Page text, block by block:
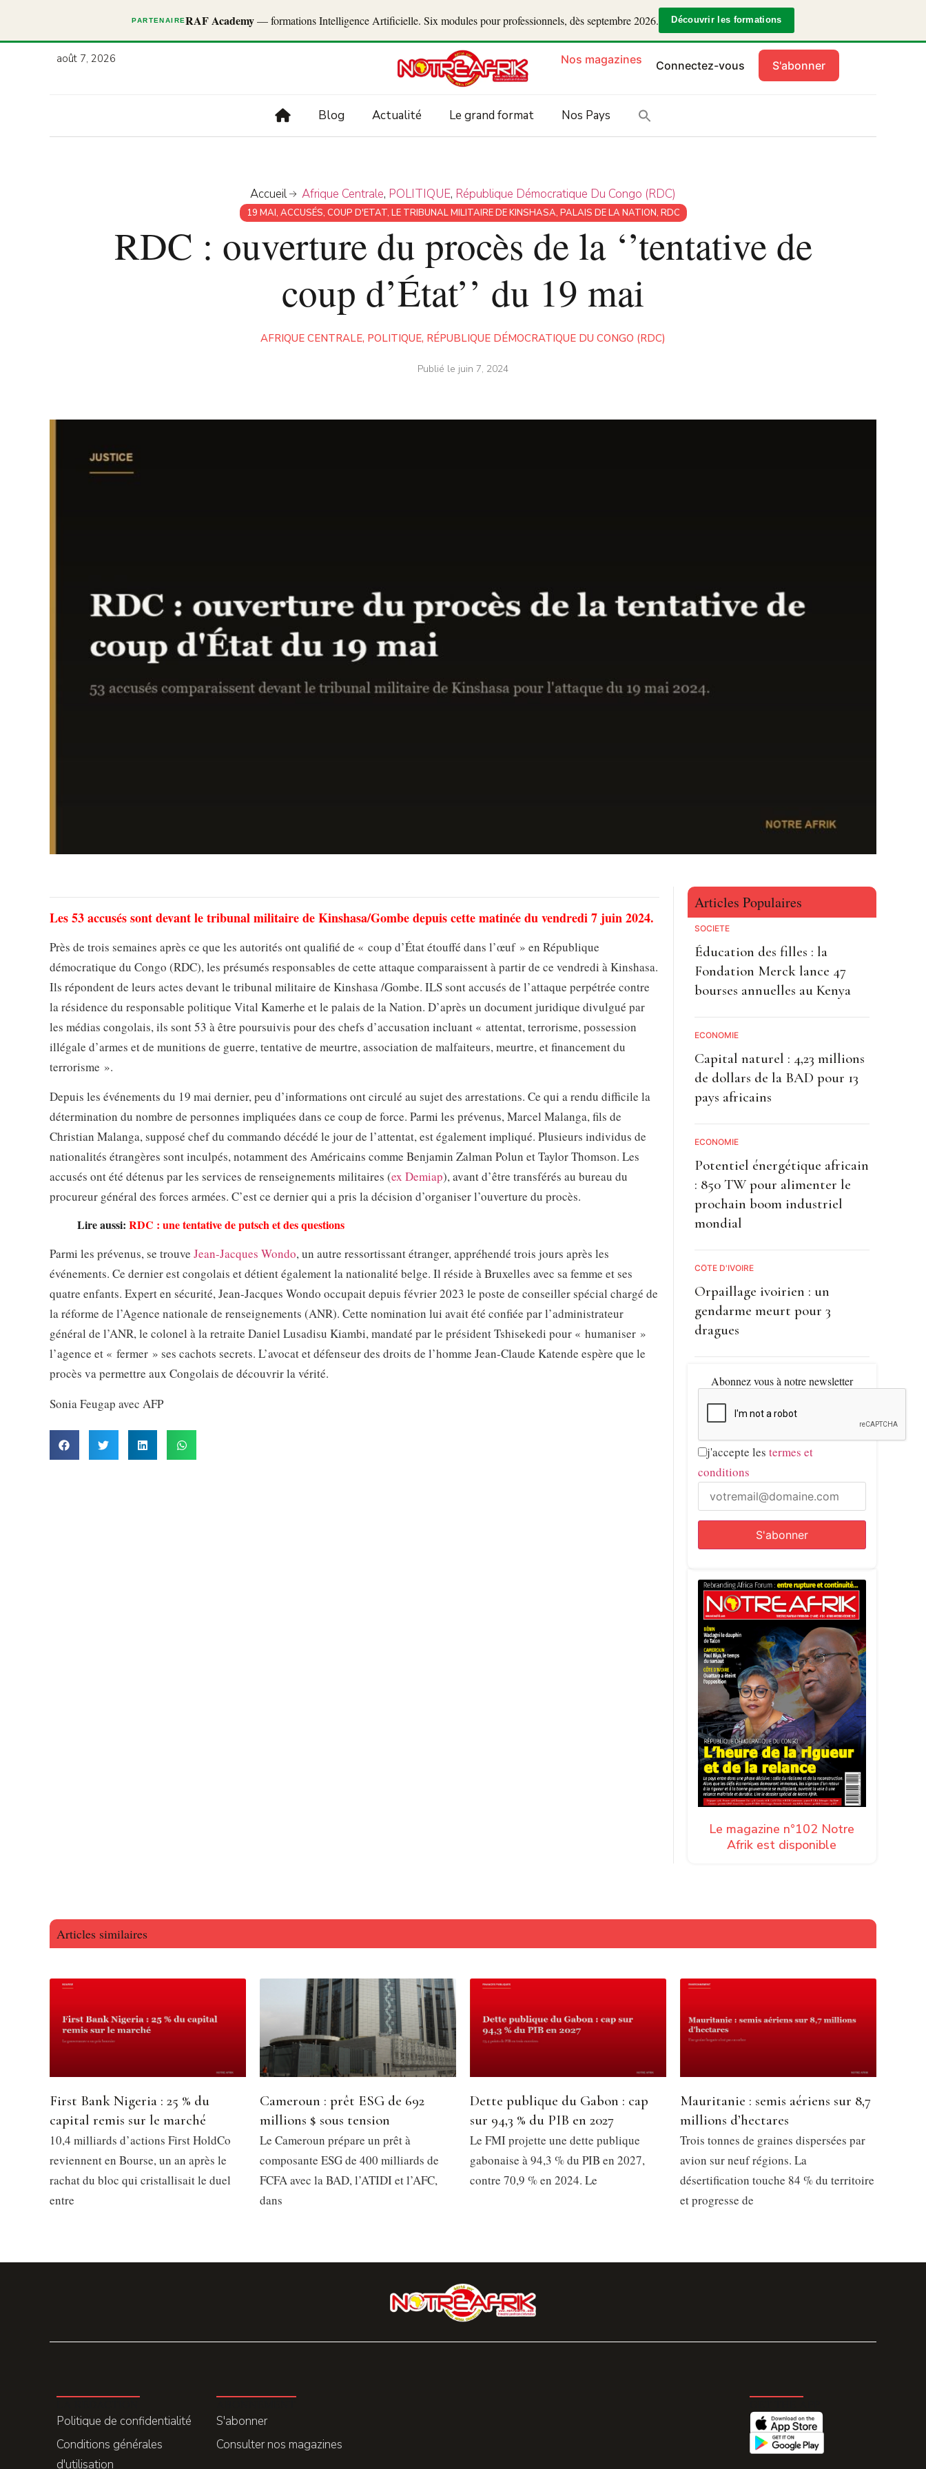
PARTENAIRERAF Academy— formations Intelligence Artificielle. Six modules pour professionnels, dès septembre 2026. Découvrir les formations
août 7, 2026 Nos magazines Connectez-vous S'abonner
Blog Actualité Le grand format Nos Pays
Accueil Afrique Centrale, POLITIQUE, République Démocratique Du Congo (RDC)
19 MAI, ACCUSÉS, COUP D'ETAT, LE TRIBUNAL MILITAIRE DE KINSHASA, PALAIS DE LA NATION, RDC
RDC : ouverture du procès de la ‘’tentative de
coup d’État’’ du 19 mai
AFRIQUE CENTRALE, POLITIQUE, RÉPUBLIQUE DÉMOCRATIQUE DU CONGO (RDC)
Publié le juin 7, 2024
Les 53 accusés sont devant le tribunal militaire de Kinshasa/Gombe depuis cette matinée du vendredi 7 juin 2024.
Près de trois semaines après ce que les autorités ont qualifié de « coup d’État étouffé dans l’œuf » en République
démocratique du Congo (RDC), les présumés responsables de cette attaque comparaissent à partir de ce vendredi à Kinshasa.
Ils répondent de leurs actes devant le tribunal militaire de Kinshasa /Gombe. ILS sont accusés de l’attaque perpétrée contre
la résidence du responsable politique Vital Kamerhe et le palais de la Nation. D’après un document juridique divulgué par
les médias congolais, ils sont 53 à être poursuivis pour des chefs d’accusation incluant « attentat, terrorisme, possession
illégale d’armes et de munitions de guerre, tentative de meurtre, association de malfaiteurs, meurtre, et financement du
terrorisme ».
Depuis les événements du 19 mai dernier, peu d’informations ont circulé au sujet des arrestations. Ce qui a rendu difficile la
détermination du nombre de personnes impliquées dans ce coup de force. Parmi les prévenus, Marcel Malanga, fils de
Christian Malanga, supposé chef du commando décédé le jour de l’attentat, est également impliqué. Plusieurs individus de
nationalités étrangères sont inculpés, notamment des Américains comme Benjamin Zalman Polun et Taylor Thomson. Les
accusés ont été détenus par les services de renseignements militaires (ex Demiap), avant d’être transférés au bureau du
procureur général des forces armées. C’est ce dernier qui a pris la décision d’organiser l’ouverture du procès.
Lire aussi: RDC : une tentative de putsch et des questions
Parmi les prévenus, se trouve Jean-Jacques Wondo, un autre ressortissant étranger, appréhendé trois jours après les
événements. Ce dernier est congolais et détient également la nationalité belge. Il réside à Bruxelles avec sa femme et ses
quatre enfants. Expert en sécurité, Jean-Jacques Wondo occupait depuis février 2023 le poste de conseiller spécial chargé de
la réforme de l’Agence nationale de renseignements (ANR). Cette nomination lui avait été confiée par l’administrateur
général de l’ANR, le colonel à la retraite Daniel Lusadisu Kiambi, mandaté par le président Tshisekedi pour « humaniser »
l’agence et « fermer » ses cachots secrets. L’avocat et défenseur des droits de l’homme Jean-Claude Katende espère que le
procès va permettre aux Congolais de découvrir la vérité.
Sonia Feugap avec AFP
Articles Populaires
SOCIETE
Éducation des filles : la
Fondation Merck lance 47
bourses annuelles au Kenya
ECONOMIE
Capital naturel : 4,23 millions
de dollars de la BAD pour 13
pays africains
ECONOMIE
Potentiel énergétique africain
: 850 TW pour alimenter le
prochain boom industriel
mondial
CÔTE D'IVOIRE
Orpaillage ivoirien : un
gendarme meurt pour 3
dragues
Abonnez vous à notre newsletter
j'accepte les termes et
conditions
Le magazine n°102 Notre
Afrik est disponible
Articles similaires
First Bank Nigeria : 25 % du
capital remis sur le marché
10,4 milliards d’actions First HoldCo
reviennent en Bourse, un an après le
rachat du bloc qui cristallisait le duel
entre
Cameroun : prêt ESG de 692
millions $ sous tension
Le Cameroun prépare un prêt à
composante ESG de 400 milliards de
FCFA avec la BAD, l’ATIDI et l’AFC,
dans
Dette publique du Gabon : cap
sur 94,3 % du PIB en 2027
Le FMI projette une dette publique
gabonaise à 94,3 % du PIB en 2027,
contre 70,9 % en 2024. Le
Mauritanie : semis aériens sur 8,7
millions d’hectares
Trois tonnes de graines dispersées par
avion sur neuf régions. La
désertification touche 84 % du territoire
et progresse de
Politique de confidentialité
Conditions générales
d'utilisation
S'abonner
Consulter nos magazines